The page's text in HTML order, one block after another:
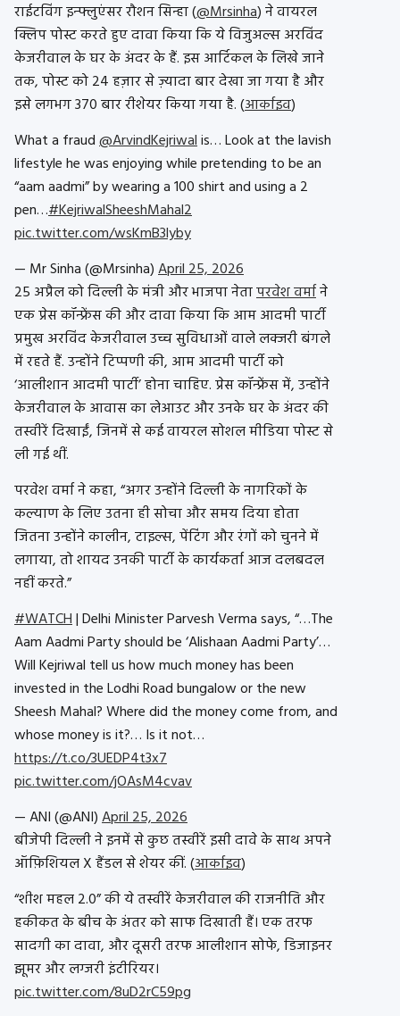
राईटविंग इन्फ्लुएंसर रौशन सिन्हा (@Mrsinha) ने वायरल
क्लिप पोस्ट करते हुए दावा किया कि ये विजुअल्स अरविंद
केजरीवाल के घर के अंदर के हैं. इस आर्टिकल के लिखे जाने
तक, पोस्ट को 24 हज़ार से ज़्यादा बार देखा जा गया है और
इसे लगभग 370 बार रीशेयर किया गया है. (आर्काइव)
What a fraud@ArvindKejriwalis… Look at the lavish
lifestyle he was enjoying while pretending to be an
“aam aadmi” by wearing a ₹100 shirt and using a ₹2
pen…#KejriwalSheeshMahal2
pic.twitter.com/wsKmB3lyby
— Mr Sinha (@Mrsinha)April 25, 2026
25 अप्रैल को दिल्ली के मंत्री और भाजपा नेतापरवेश वर्माने
एक प्रेस कॉन्फ्रेंस की और दावा किया कि आम आदमी पार्टी
प्रमुख अरविंद केजरीवाल उच्च सुविधाओं वाले लक्जरी बंगले
में रहते हैं. उन्होंने टिप्पणी की, आम आदमी पार्टी को
‘आलीशान आदमी पार्टी’ होना चाहिए. प्रेस कॉन्फ्रेंस में, उन्होंने
केजरीवाल के आवास का लेआउट और उनके घर के अंदर की
तस्वीरें दिखाईं, जिनमें से कई वायरल सोशल मीडिया पोस्ट से
ली गई थीं.
परवेश वर्मा ने कहा, “अगर उन्होंने दिल्ली के नागरिकों के
कल्याण के लिए उतना ही सोचा और समय दिया होता
जितना उन्होंने कालीन, टाइल्स, पेंटिंग और रंगों को चुनने में
लगाया, तो शायद उनकी पार्टी के कार्यकर्ता आज दलबदल
नहीं करते.”
#WATCH| Delhi Minister Parvesh Verma says, “…The
Aam Aadmi Party should be ‘Alishaan Aadmi Party’…
Will Kejriwal tell us how much money has been
invested in the Lodhi Road bungalow or the new
Sheesh Mahal? Where did the money come from, and
whose money is it?… Is it not…
https://t.co/3UEDP4t3x7
pic.twitter.com/jOAsM4cvav
— ANI (@ANI)April 25, 2026
बीजेपी दिल्ली ने इनमें से कुछ तस्वीरें इसी दावे के साथ अपने
ऑफ़िशियल X हैंडल से शेयर कीं. (आर्काइव)
“शीश महल 2.0” की ये तस्वीरें केजरीवाल की राजनीति और
हकीकत के बीच के अंतर को साफ दिखाती हैं। एक तरफ
सादगी का दावा, और दूसरी तरफ आलीशान सोफे, डिजाइनर
झूमर और लग्जरी इंटीरियर।
pic.twitter.com/8uD2rC59pg